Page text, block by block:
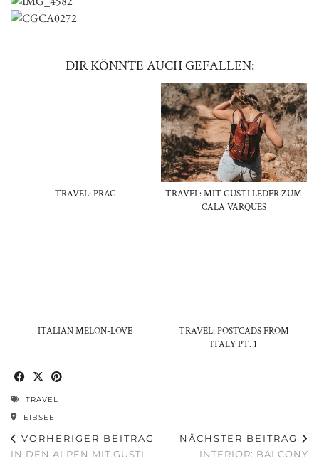
DIR KÖNNTE AUCH GEFALLEN:
TRAVEL: PRAG
TRAVEL: MIT GUSTI LEDER ZUM
CALA VARQUES
ITALIAN MELON-LOVE
TRAVEL: POSTCADS FROM
ITALY PT. 1
TRAVEL
EIBSEE
VORHERIGER BEITRAG
IN DEN ALPEN MIT GUSTI
NÄCHSTER BEITRAG
INTERIOR: BALCONY